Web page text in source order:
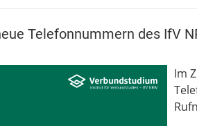
Telefonnummern des IfV
Im